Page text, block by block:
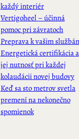
každý interiér
Vertigoheel – účinná
pomoc pri závratoch
Preprava k vašim
Energetická certifikácia a
jej nutnosť pri každej
kolaudácii novej budovy
Keď sa sto metrov svetla
premení na nekonečno
spomienok